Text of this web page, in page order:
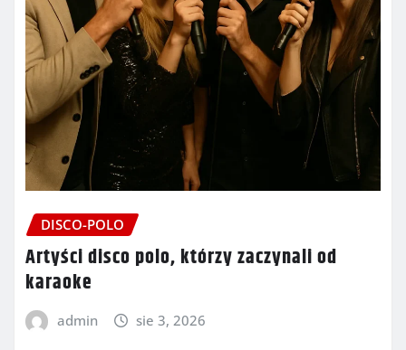
DISCO-POLO
Artyści disco polo, którzy zaczynali od
karaoke
admin sie 3, 2026